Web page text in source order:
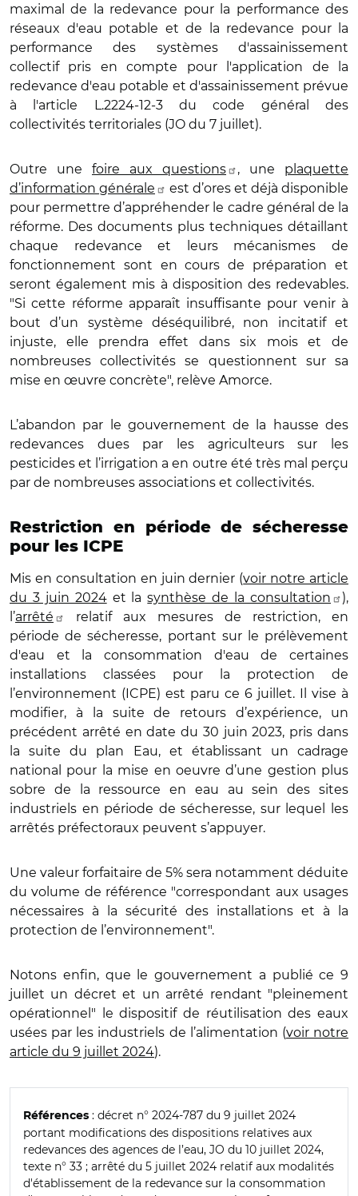
maximal de la redevance pour la performance des
réseaux d'eau potable et de la redevance pour la
performance des systèmes d'assainissement
collectif pris en compte pour l'application de la
redevance d'eau potable et d'assainissement prévue
à l'article L.2224-12-3 du code général des
collectivités territoriales (JO du 7 juillet).
Outre une foire aux questions , une plaquette
d’information générale
est d’ores et déjà disponible
pour permettre d’appréhender le cadre général de la
réforme. Des documents plus techniques détaillant
chaque redevance et leurs mécanismes de
fonctionnement sont en cours de préparation et
seront également mis à disposition des redevables.
"Si cette réforme apparaît insuffisante pour venir à
bout d’un système déséquilibré, non incitatif et
injuste, elle prendra effet dans six mois et de
nombreuses collectivités se questionnent sur sa
mise en œuvre concrète", relève Amorce.
L’abandon par le gouvernement de la hausse des
redevances dues par les agriculteurs sur les
pesticides et l’irrigation a en outre été très mal perçu
par de nombreuses associations et collectivités.
Restriction en période de sécheresse
pour les ICPE
Mis en consultation en juin dernier (voir notre article
du 3 juin 2024et lasynthèse de la consultation
),
l’arrêté
relatif aux mesures de restriction, en
période de sécheresse, portant sur le prélèvement
d'eau et la consommation d'eau de certaines
installations classées pour la protection de
l’environnement (ICPE) est paru ce 6 juillet. Il vise à
modifier, à la suite de retours d’expérience, un
précédent arrêté en date du 30 juin 2023, pris dans
la suite du plan Eau, et établissant un cadrage
national pour la mise en oeuvre d’une gestion plus
sobre de la ressource en eau au sein des sites
industriels en période de sécheresse, sur lequel les
arrêtés préfectoraux peuvent s’appuyer.
Une valeur forfaitaire de 5% sera notamment déduite
du volume de référence "correspondant aux usages
nécessaires à la sécurité des installations et à la
protection de l’environnement".
Notons enfin, que le gouvernement a publié ce 9
juillet un décret et un arrêté rendant "pleinement
opérationnel" le dispositif de réutilisation des eaux
usées par les industriels de l’alimentation (voir notre
article du 9 juillet 2024).
Références : décret n° 2024-787 du 9 juillet 2024
portant modifications des dispositions relatives aux
redevances des agences de l’eau, JO du 10 juillet 2024,
texte n° 33 ; arrêté du 5 juillet 2024 relatif aux modalités
d'établissement de la redevance sur la consommation